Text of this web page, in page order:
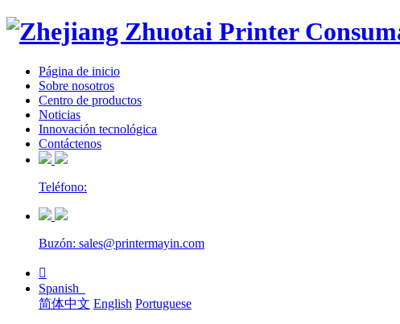
Página de inicio
Sobre nosotros
Centro de productos
Noticias
Innovación tecnológica
Contáctenos
Teléfono:
Buzón: sales@printermayin.com

Spanish
简体中文 English Portuguese